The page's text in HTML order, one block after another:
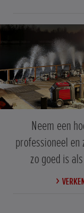
Neem een
professioneel
zo goed is